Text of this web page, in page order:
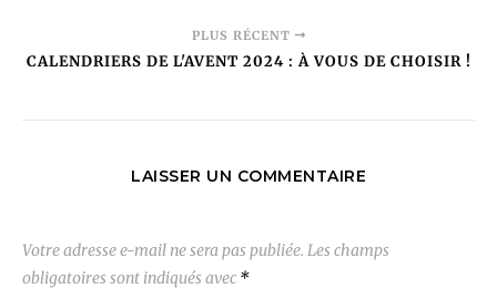
PLUS RÉCENT
CALENDRIERS DE L'AVENT 2024 : À VOUS DE CHOISIR !
LAISSER UN COMMENTAIRE
Votre adresse e-mail ne sera pas publiée. Les champs
obligatoires sont indiqués avec *